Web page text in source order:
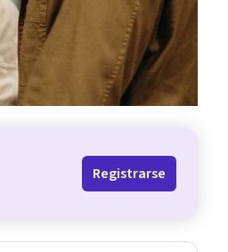
Registrarse